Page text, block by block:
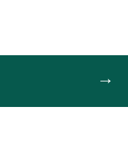
→